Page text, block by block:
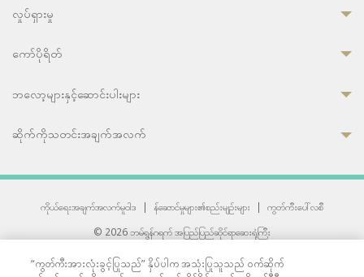
လှုပ်ရှားမှု
ကော်ပိုရိတ်
ဘလော့များနှင့်ဆောင်းပါးများ
ဆိုက်ကိုသတင်းအချက်အလက်
ကိုယ်ရေးအချက်အလက်မူဝါဒ | န်ဆောင်မှုများ၏စည်းမျဉ်းများ |
ကွတ်ကီးပေါ်လစီ
© 2026 ဘမ်ရွန်ဂရက် အပြည်ပြည်ဆိုင်ရာဆေးရုံကြီး
“ကွတ်ကီးအားလုံးခွင့်ပြုသည်” နှိပ်ပါက အသုံးပြုသူသည် ဝက်ဆိုက်